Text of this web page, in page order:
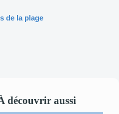
de la plage
découvrir aussi